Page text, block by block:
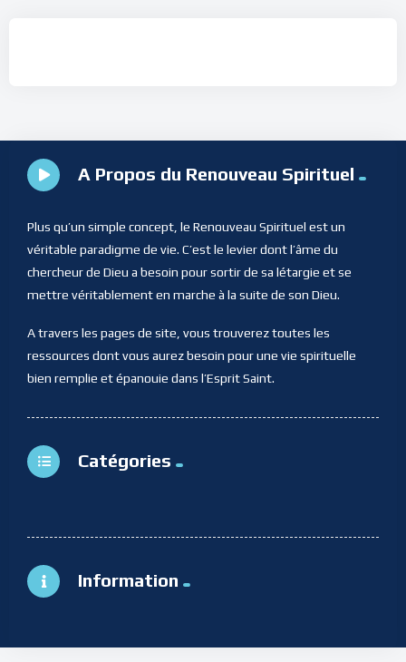
A Propos du Renouveau Spirituel
Plus qu’un simple concept, le Renouveau Spirituel est un
véritable paradigme de vie. C’est le levier dont l’âme du
chercheur de Dieu a besoin pour sortir de sa létargie et se
mettre véritablement en marche à la suite de son Dieu.
A travers les pages de site, vous trouverez toutes les
ressources dont vous aurez besoin pour une vie spirituelle
bien remplie et épanouie dans l’Esprit Saint.
Catégories
Information